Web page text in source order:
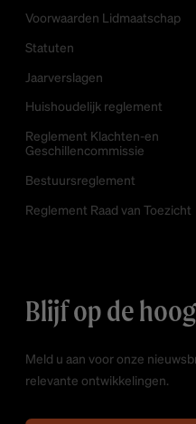
Voorwaarden Lidmaatschap
Statuten
Jaarverslagen
Huishoudelijk reglement
Reglement Klachten-en
Geschillencommissie
Bestuursreglement
Reglement Raad van Toezicht
Blijf op de
Meld u aan voor onze
relevante ontwikkelingen.